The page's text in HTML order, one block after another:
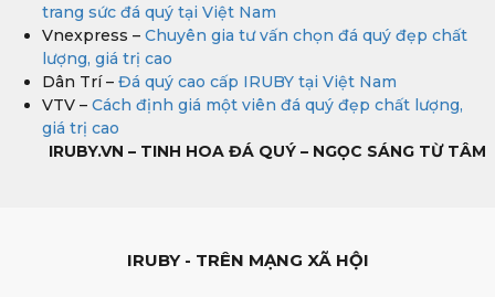
trang sức đá quý tại Việt Nam
Vnexpress – Chuyên gia tư vấn chọn đá quý đẹp chất
lượng, giá trị cao
Dân Trí – Đá quý cao cấp IRUBY tại Việt Nam
VTV – Cách định giá một viên đá quý đẹp chất lượng,
giá trị cao
IRUBY.VN – TINH HOA ĐÁ QUÝ – NGỌC SÁNG TỪ TÂM
IRUBY - TRÊN MẠNG XÃ HỘI